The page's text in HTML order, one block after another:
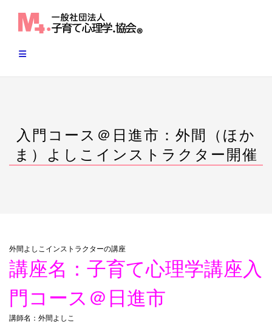
入門コース＠日進市：外間（ほか
ま）よしこインストラクター開催
外間よしこインストラクターの講座
講座名：子育て心理学講座入
門コース＠日進市
講師名：外間よしこ